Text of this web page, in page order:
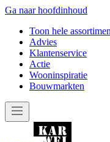
Ga naar hoofdinhoud
Toon hele
Advies
Klantenservice
Actie
Wooninspiratie
Bouwmarkten